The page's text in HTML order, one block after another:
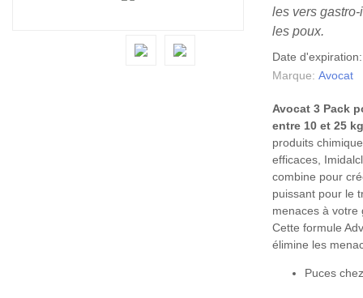
les vers
les poux.
Date
Marque: Avocat
Avocat 3 Pack
entre 10 et 25
produits
efficaces,
combine pour
puissant pour le
menaces à votre
Cette formule
élimine les
Puces